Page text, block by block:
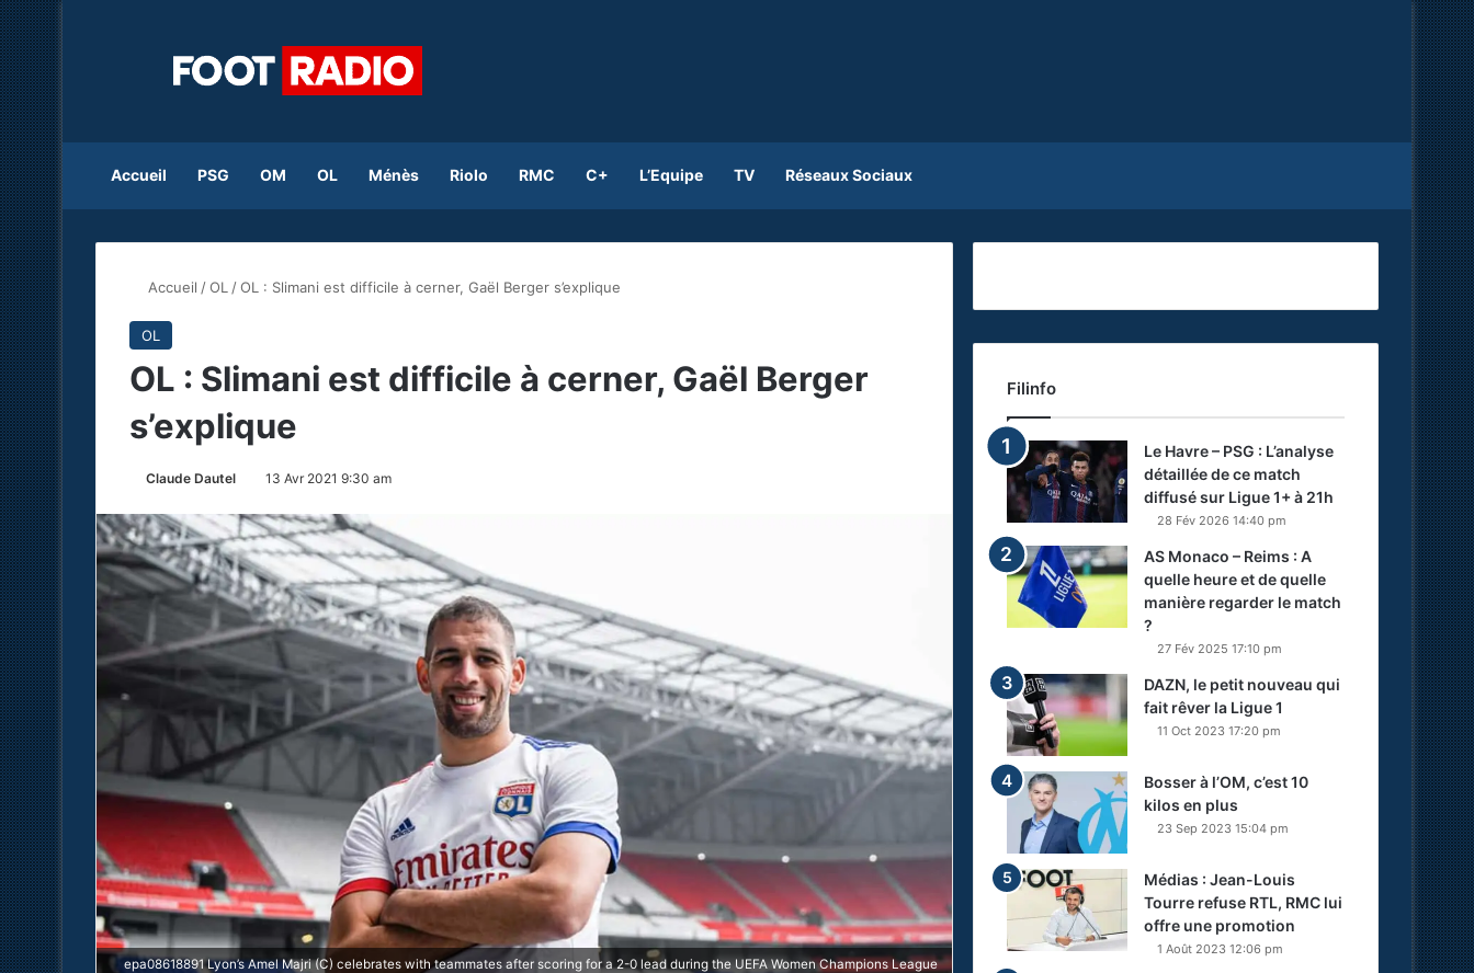
Accueil PSG OM OL Ménès Riolo RMC C+ L’Equipe TV Réseaux Sociaux
Accueil /OL /OL : Slimani est difficile à cerner, Gaël Berger s’explique
OL
OL : Slimani est difficile à cerner, Gaël Berger
s’explique
Claude Dautel 13 Avr 2021 9:30 am
epa08618891 Lyon’s Amel Majri (C) celebrates with teammates after scoring for a 2-0 lead during the UEFA Women Champions League
Filinfo
Le Havre – PSG : L’analyse
détaillée de ce match
diffusé sur Ligue 1+ à 21h
28 Fév 2026 14:40 pm
AS Monaco – Reims : A
quelle heure et de quelle
manière regarder le match
?
27 Fév 2025 17:10 pm
DAZN, le petit nouveau qui
fait rêver la Ligue 1
11 Oct 2023 17:20 pm
Bosser à l’OM, c’est 10
kilos en plus
23 Sep 2023 15:04 pm
Médias : Jean-Louis
Tourre refuse RTL, RMC lui
offre une promotion
1 Août 2023 12:06 pm